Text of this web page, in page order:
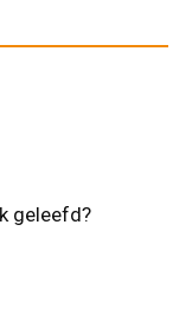
geleefd?